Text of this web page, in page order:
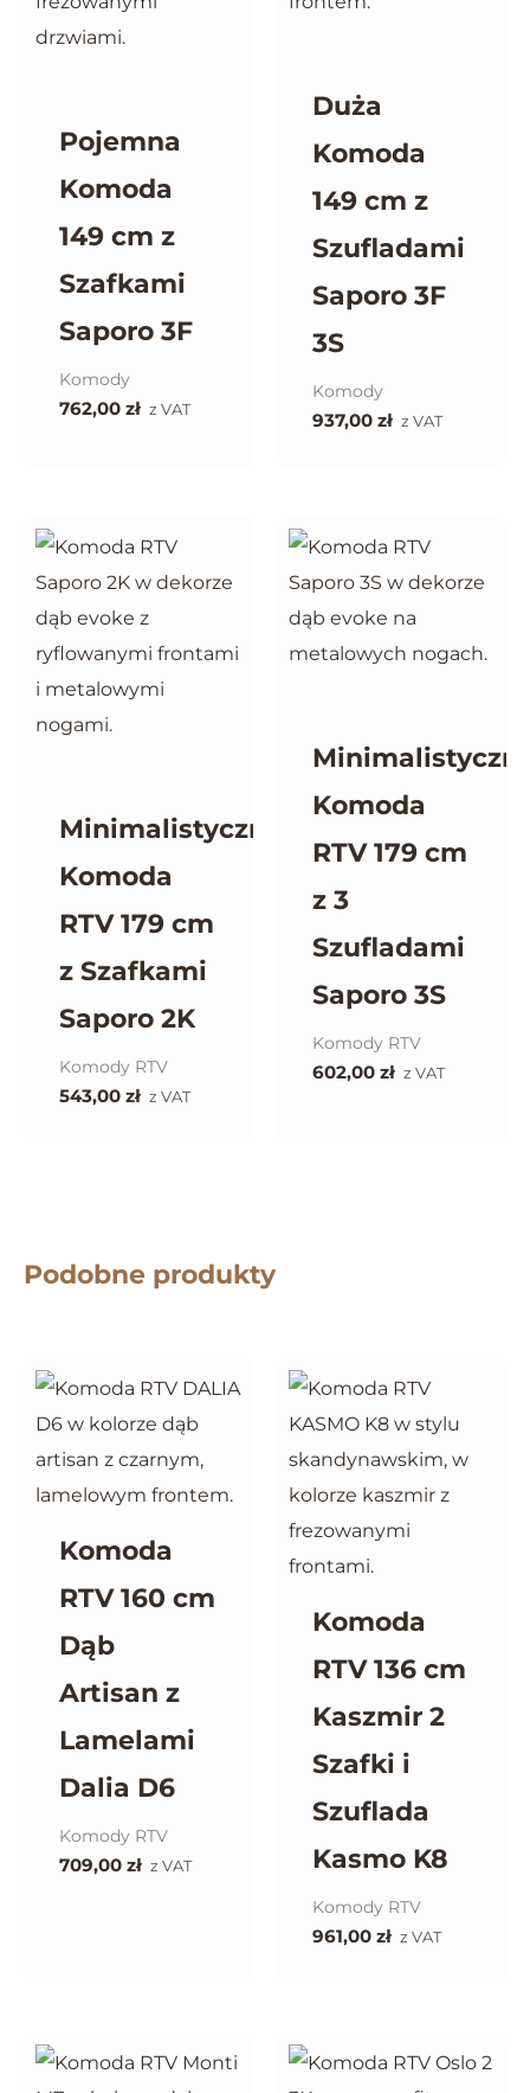
Pojemna
Komoda
149 cm z
Szafkami
Saporo 3F
Komody
762,00 zł z VAT
Duża
Komoda
149 cm z
Szufladami
Saporo 3F
3S
Komody
937,00 zł z VAT
Minimalistyczna
Komoda
RTV 179 cm
z Szafkami
Saporo 2K
Komody RTV
543,00 zł z VAT
Komoda
RTV 179 cm
z 3
Szufladami
Saporo 3S
Komody RTV
602,00 zł z VAT
Podobne produkty
Komoda
RTV 160 cm
Dąb
Artisan z
Lamelami
Dalia D6
Komody RTV
709,00 zł z VAT
Komoda
RTV 136 cm
Kaszmir 2
Szafki i
Szuflada
Kasmo K8
Komody RTV
961,00 zł z VAT